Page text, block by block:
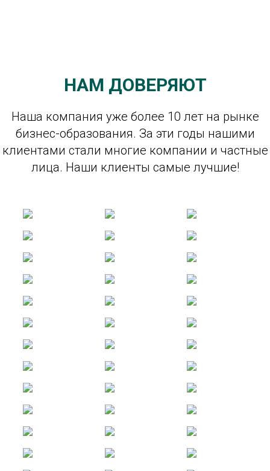
НАМ ДОВЕРЯЮТ
Наша компания уже более 10 лет на рынке
бизнес-образования. За эти годы нашими
клиентами стали многие компании и частные
лица. Наши клиенты самые лучшие!